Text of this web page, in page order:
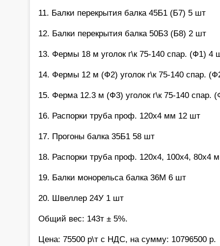
11. Балки перекрытия балка 45Б1 (Б7) 5 шт
12. Балки перекрытия балка 50Б3 (Б8) 2 шт
13. Фермы 18 м уголок г\к 75-140 спар. (Ф1) 4
14. Фермы 12 м (Ф2) уголок г\к 75-140 спар.
15. Ферма 12.3 м (Ф3) уголок г\к 75-140 спар.
16. Распорки труба проф. 120х4 мм 12 шт
17. Прогоны балка 35Б1 58 шт
18. Распорки труба проф. 120х4, 100х4, 80х4
19. Балки монорельса балка 36М 6 шт
20. Швеллер 24У 1 шт
Общий вес: 143т ± 5%.
Цена: 75500 р\т с НДС, на сумму: 10796500 р.